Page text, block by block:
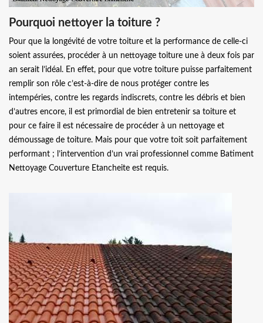
Pourquoi nettoyer la toiture ?
Pour que la longévité de votre toiture et la performance de celle-ci
soient assurées, procéder à un nettoyage toiture une à deux fois par
an serait l’idéal. En effet, pour que votre toiture puisse parfaitement
remplir son rôle c’est-à-dire de nous protéger contre les
intempéries, contre les regards indiscrets, contre les débris et bien
d’autres encore, il est primordial de bien entretenir sa toiture et
pour ce faire il est nécessaire de procéder à un nettoyage et
démoussage de toiture. Mais pour que votre toit soit parfaitement
performant ; l’intervention d’un vrai professionnel comme Batiment
Nettoyage Couverture Etancheite est requis.